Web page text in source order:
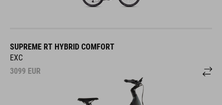
SUPREME RT HYBRID COMFORT
EXC
3099 EUR